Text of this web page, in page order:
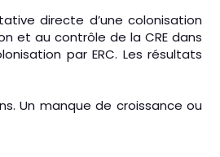
directe d’une colonisation
et au contrôle de la CRE dans
par ERC. Les résultats
Un manque de croissance ou